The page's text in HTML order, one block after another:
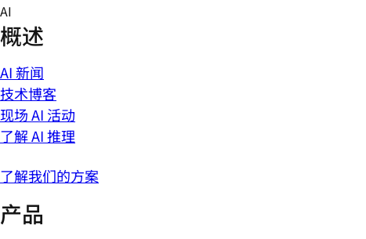
Skip
to
content
AI
概述
AI 新闻
技术博客
现场 AI 活动
了解 AI 推理
了解我们的方案
产品